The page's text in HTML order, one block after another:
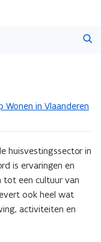
Wonen in Vlaanderen
huisvestingssector in
is ervaringen en
tot een cultuur van
ook heel wat
activiteiten en